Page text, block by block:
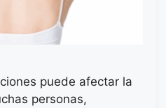
puede afectar la
personas,